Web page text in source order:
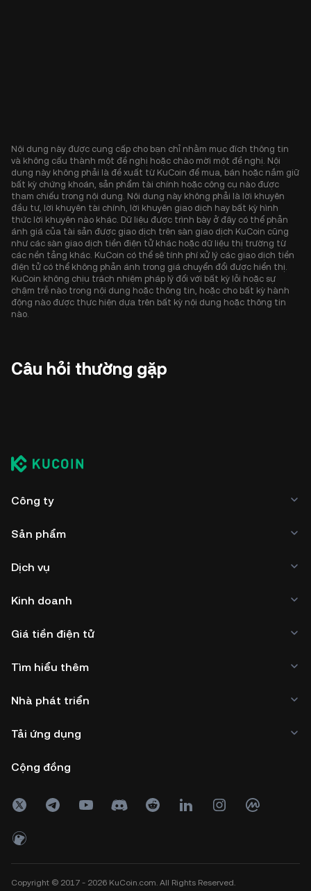
Nội dung này được cung cấp cho bạn chỉ nhằm mục đích thông tin
và không cấu thành một đề nghị hoặc chào mời một đề nghị. Nội
dung này không phải là đề xuất từ KuCoin để mua, bán hoặc nắm giữ
bất kỳ chứng khoán, sản phẩm tài chính hoặc công cụ nào được
tham chiếu trong nội dung. Nội dung này không phải là lời khuyên
đầu tư, lời khuyên tài chính, lời khuyên giao dịch hay bất kỳ hình
thức lời khuyên nào khác. Dữ liệu được trình bày ở đây có thể phản
ánh giá của tài sản được giao dịch trên sàn giao dịch KuCoin cũng
như các sàn giao dịch tiền điện tử khác hoặc dữ liệu thị trường từ
các nền tảng khác. KuCoin có thể sẽ tính phí xử lý các giao dịch tiền
điện tử có thể không phản ánh trong giá chuyển đổi được hiển thị.
KuCoin không chịu trách nhiệm pháp lý đối với bất kỳ lỗi hoặc sự
chậm trễ nào trong nội dung hoặc thông tin, hoặc cho bất kỳ hành
động nào được thực hiện dựa trên bất kỳ nội dung hoặc thông tin
nào.
Câu hỏi thường gặp
Công ty
Sản phẩm
Dịch vụ
Kinh doanh
Giá tiền điện tử
Tìm hiểu thêm
Nhà phát triển
Tải ứng dụng
Cộng đồng
Copyright © 2017 - 2026 KuCoin.com. All Rights Reserved.